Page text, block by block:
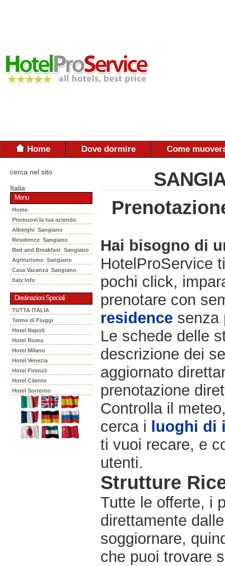
Home Dove dormire Come
cerca nel sito
Italia
Menu
Home
Promuovi la tua azienda
Alberghi Sangiano
Residence Sangiano
Bed and Breakfast Sangiano
Agriturismo Sangiano
Casa Vacanza Sangiano
Italy Info
Destinazioni Speciali
TUTTA ITALIA
Terme di Fiuggi
Hotel Napoli
Hotel Roma
Hotel Milano
Hotel Venezia
Hotel Firenze
Hotel Cilento
Hotel Sorrento
Hai bisogno di
HotelProService
pochi click,
prenotare con
residence senza
Le schede delle
descrizione dei
aggiornato
prenotazione
Controlla il
cerca i
luoghi di
ti vuoi recare, e
utenti.
Strutture
Tutte le offerte, i
direttamente
soggiornare,
che puoi trovare